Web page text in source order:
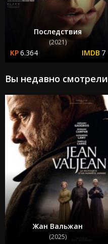
Последствия
(2021)
6.364 7
Вы недавно смотрели
Жан Вальжан
(2025)